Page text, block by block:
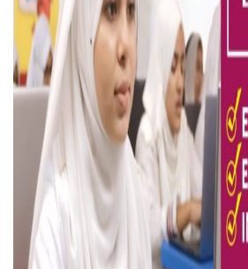
আ.লীগ ও জাপার ৯ নেতা কারাগারে